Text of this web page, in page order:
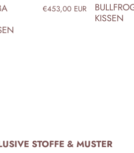
€453,00 EUR
KISSEN
STOFFE & MUSTER